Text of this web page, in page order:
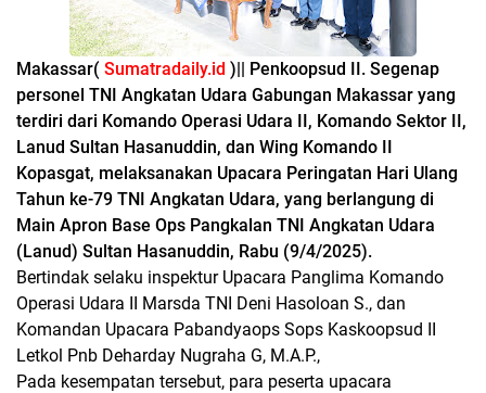
Makassar( Sumatradaily.id )|| Penkoopsud II. Segenap
personel TNI Angkatan Udara Gabungan Makassar yang
terdiri dari Komando Operasi Udara II, Komando Sektor II,
Lanud Sultan Hasanuddin, dan Wing Komando II
Kopasgat, melaksanakan Upacara Peringatan Hari Ulang
Tahun ke-79 TNI Angkatan Udara, yang berlangung di
Main Apron Base Ops Pangkalan TNI Angkatan Udara
(Lanud) Sultan Hasanuddin, Rabu (9/4/2025).
Bertindak selaku inspektur Upacara Panglima Komando
Operasi Udara II Marsda TNI Deni Hasoloan S., dan
Komandan Upacara Pabandyaops Sops Kaskoopsud II
Letkol Pnb Deharday Nugraha G, M.A.P.,
Pada kesempatan tersebut, para peserta upacara